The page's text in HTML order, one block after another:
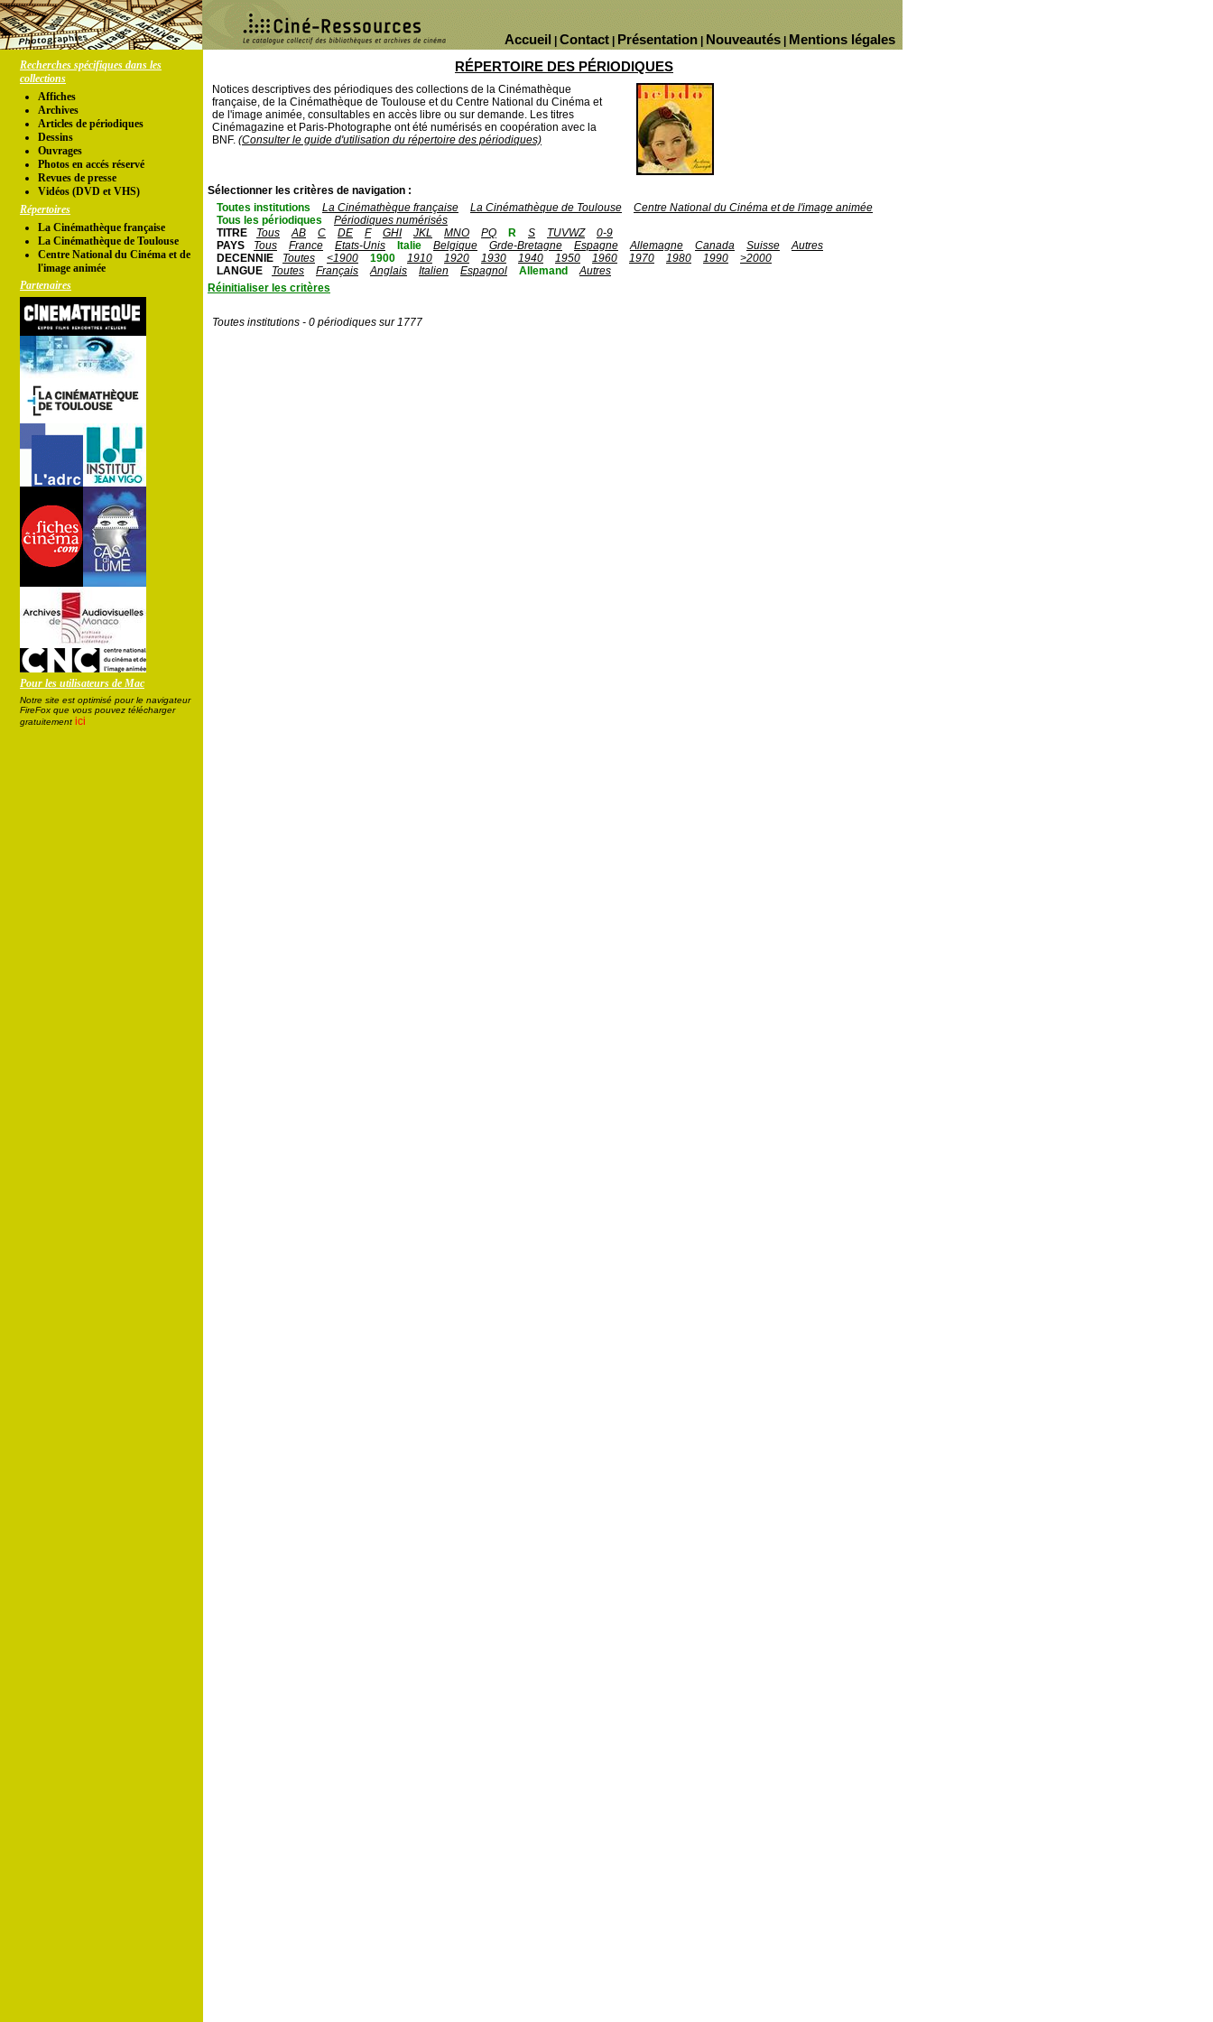
Mentions légales
Nouveautés
Présentation
Contact
Accueil
Recherches spécifiques dans les
collections
Affiches
Archives
Articles de périodiques
Dessins
Ouvrages
Photos en accés réservé
Revues de presse
Vidéos (DVD et VHS)
Répertoires
La Cinémathèque française
La Cinémathèque de Toulouse
Centre National du Cinéma et de
l'image animée
Partenaires
Pour les utilisateurs de Mac
Notre site est optimisé pour le navigateur
FireFox que vous pouvez télécharger
gratuitement ici
RÉPERTOIRE DES PÉRIODIQUES
Notices descriptives des périodiques des collections de la Cinémathèque
française, de la Cinémathèque de Toulouse et du Centre National du Cinéma et
de l'image animée, consultables en accès libre ou sur demande. Les titres
Cinémagazine et Paris-Photographe ont été numérisés en coopération avec la
BNF. (Consulter le guide d'utilisation du répertoire des périodiques)
Sélectionner les critères de navigation :
Toutes institutions
La Cinémathèque française La Cinémathèque de Toulouse
Centre National du Cinéma et de l'image animée
Tous les périodiques
Périodiques numérisés
TITRE
Tous AB C DE F GHI JKL MNO PQ R S TUVWZ
0-9
PAYS
Tous France Etats-Unis Italie Belgique Grde-Bretagne Espagne Allemagne Canada Suisse
Autres
DECENNIE
Toutes <1900 1900 1910 1920 1930 1940 1950 1960 1970 1980 1990
>2000
LANGUE
Toutes Français Anglais Italien Espagnol Allemand
Autres
Réinitialiser les critères
Toutes institutions - 0 périodiques sur 1777